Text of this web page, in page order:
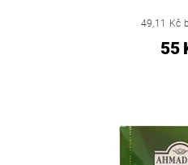
49,11 Kč
55